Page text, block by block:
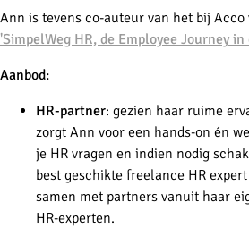
Ann is tevens co-auteur van het bij Acco
'SimpelWeg HR, de Employee Journey
Aanbod:
HR-partner: gezien haar ruime
zorgt Ann voor een hands-on én
je HR vragen en indien nodig
best geschikte freelance HR
samen met partners vanuit haar
HR-experten.